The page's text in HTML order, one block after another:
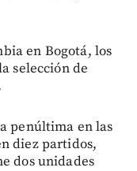
en Bogotá, los
selección de
penúltima en las
diez partidos,
dos unidades